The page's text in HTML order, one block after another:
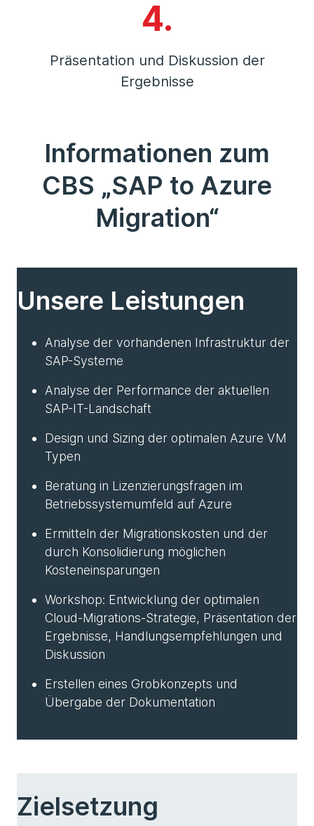
4.
Präsentation und Diskussion der
Ergebnisse
Informationen zum
CBS „SAP to Azure
Migration“
Unsere Leistungen
Analyse der vorhandenen Infrastruktur der
SAP-Systeme
Analyse der Performance der aktuellen
SAP-IT-Landschaft
Design und Sizing der optimalen Azure VM
Typen
Beratung in Lizenzierungsfragen im
Betriebssystemumfeld auf Azure
Ermitteln der Migrationskosten und der
durch Konsolidierung möglichen
Kosteneinsparungen
Workshop: Entwicklung der optimalen
Cloud-Migrations-Strategie, Präsentation der
Ergebnisse, Handlungsempfehlungen und
Diskussion
Erstellen eines Grobkonzepts und
Übergabe der Dokumentation
Zielsetzung